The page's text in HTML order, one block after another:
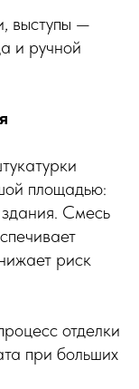
выступы —
и ручной
площадью:
Смесь
риск
отделки
при больших